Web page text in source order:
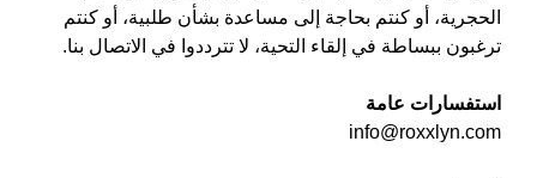
الحجرية، أو كنتم بحاجة إلى مساعدة بشأن طلبية، أو كنتم
ترغبون ببساطة في إلقاء التحية، لا تترددوا في الاتصال بنا.
استفسارات عامة
info@roxxlyn.com